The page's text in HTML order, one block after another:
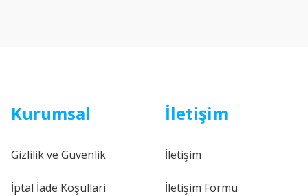
Kurumsal
Gizlilik ve Güvenlik
İptal İade Koşullari
İletişim
İletişim
İletişim Formu